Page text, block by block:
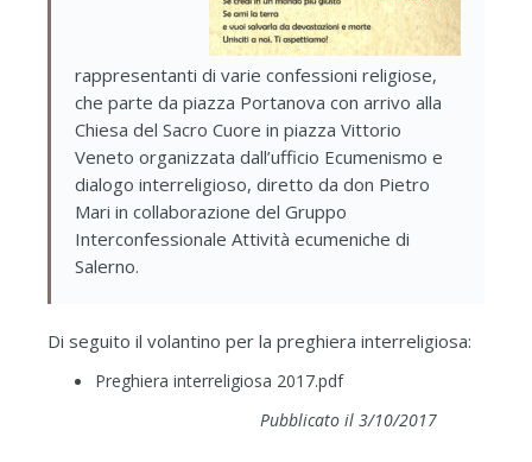
rappresentanti di varie confessioni religiose,
che parte da piazza Portanova con arrivo alla
Chiesa del Sacro Cuore in piazza Vittorio
Veneto organizzata dall’ufficio Ecumenismo e
dialogo interreligioso, diretto da don Pietro
Mari in collaborazione del Gruppo
Interconfessionale Attività ecumeniche di
Salerno.
Di seguito il volantino per la preghiera interreligiosa:
Preghiera interreligiosa 2017.pdf
Pubblicato il 3/10/2017